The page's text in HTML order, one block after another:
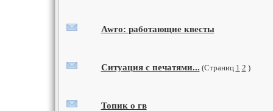
Awro: работающие квесты
Ситуация с печатями... (Страниц 1 2 )
Топик о гв